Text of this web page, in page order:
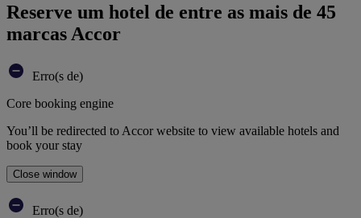
Reserve um hotel de entre as mais de 45
marcas Accor
Erro(s de)
Core booking engine
You’ll be redirected to Accor website to view available hotels and
book your stay
Close window
Erro(s de)